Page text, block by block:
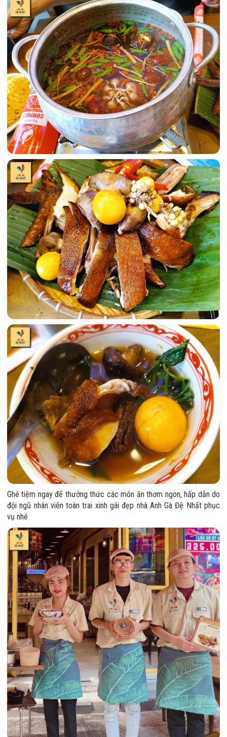
Ghé tiệm ngay để thưởng thức các món ăn thơm ngon, hấp dẫn do
đội ngũ nhân viên toàn trai xinh gái đẹp nhà Anh Gà Đệ Nhất phục
vụ nhé